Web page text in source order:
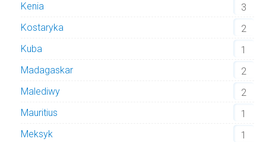
Kenia
3
Kostaryka
2
Kuba
1
Madagaskar
2
Malediwy
2
Mauritius
1
Meksyk
1